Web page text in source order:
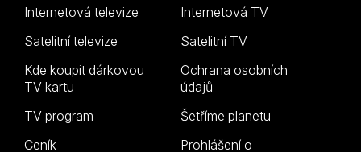
Internetová televize
Satelitní televize
Kde koupit dárkovou
TV kartu
TV program
Ceník
Internetová TV
Satelitní TV
Ochrana osobních
údajů
Šetříme planetu
Prohlášení o